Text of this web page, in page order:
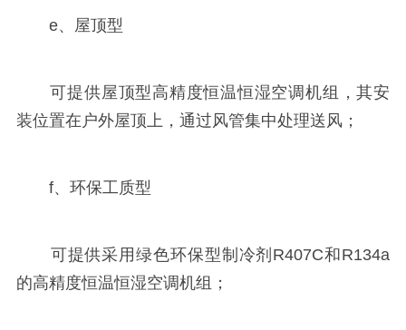
e、屋顶型
可提供屋顶型高精度恒温恒湿空调机组，其安
装位置在户外屋顶上，通过风管集中处理送风；
f、环保工质型
可提供采用绿色环保型制冷剂R407C和R134a
的高精度恒温恒湿空调机组；